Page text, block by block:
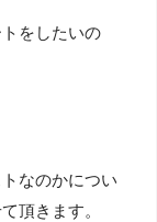
をしたいの
なのかについ
頂きます。